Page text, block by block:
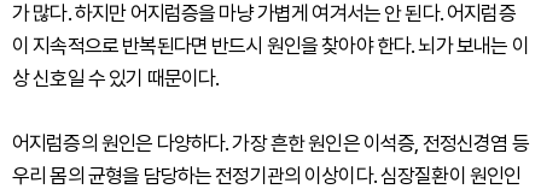
가 많다. 하지만 어지럼증을 마냥 가볍게 여겨서는 안 된다. 어지럼증
이 지속적으로 반복된다면 반드시 원인을 찾아야 한다. 뇌가 보내는 이
상 신호일 수 있기 때문이다.
어지럼증의 원인은 다양하다. 가장 흔한 원인은 이석증, 전정신경염 등
우리 몸의 균형을 담당하는 전정기관의 이상이다. 심장질환이 원인인